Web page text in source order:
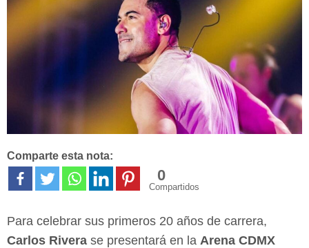
Comparte esta nota:
0
Compartidos
Para celebrar sus primeros 20 años de carrera,
Carlos Rivera se presentará en la Arena CDMX